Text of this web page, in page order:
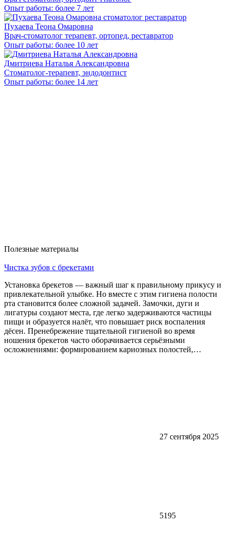
Опыт работы: более 7 лет
Пухаева Теона Омаровна
Врач-стоматолог терапевт, ортопед, реставратор
Опыт работы: более 10 лет
Дмитриева Наталья Александровна
Стоматолог-терапевт, эндодонтист
Опыт работы: более 14 лет
Полезные материалы
Чистка зубов с брекетами
Установка брекетов — важный шаг к правильному прикусу и
привлекательной улыбке. Но вместе с этим гигиена полости
рта становится более сложной задачей. Замочки, дуги и
лигатуры создают места, где легко задерживаются частицы
пищи и образуется налёт, что повышает риск воспаления
дёсен. Пренебрежение тщательной гигиеной во время
ношения брекетов часто оборачивается серьёзными
осложнениями: формированием кариозных полостей,…
27 сентября 2025
5195